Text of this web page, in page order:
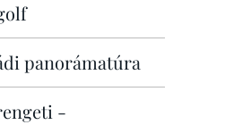
panorámatúra
-